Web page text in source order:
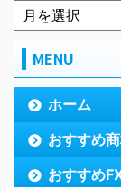
MENU
ホーム
おすすめ
おすすめ